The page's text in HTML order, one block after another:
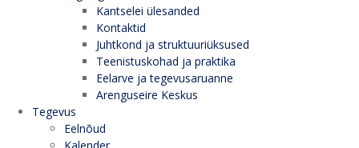
Kantselei ülesanded
Kontaktid
Juhtkond ja struktuuriüksused
Teenistuskohad ja praktika
Eelarve ja tegevusaruanne
Arenguseire Keskus
Tegevus
Eelnõud